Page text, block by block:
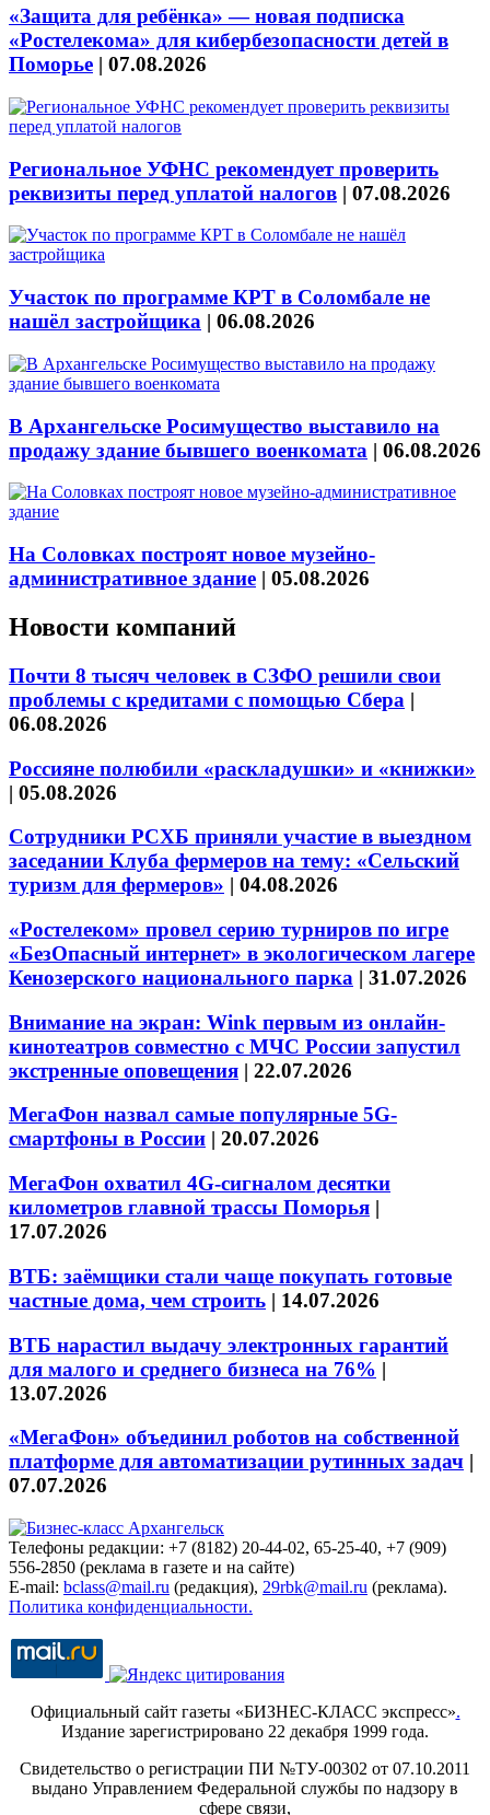
«Защита для ребёнка» — новая подписка
«Ростелекома» для кибербезопасности детей в
Поморье | 07.08.2026
Региональное УФНС рекомендует проверить
реквизиты перед уплатой налогов | 07.08.2026
Участок по программе КРТ в Соломбале не
нашёл застройщика | 06.08.2026
В Архангельске Росимущество выставило на
продажу здание бывшего военкомата | 06.08.2026
На Соловках построят новое музейно-
административное здание | 05.08.2026
Новости компаний
Почти 8 тысяч человек в СЗФО решили свои
проблемы с кредитами с помощью Сбера |
06.08.2026
Россияне полюбили «раскладушки» и «книжки»
| 05.08.2026
Сотрудники РСХБ приняли участие в выездном
заседании Клуба фермеров на тему: «Сельский
туризм для фермеров» | 04.08.2026
«Ростелеком» провел серию турниров по игре
«БезОпасный интернет» в экологическом лагере
Кенозерского национального парка | 31.07.2026
Внимание на экран: Wink первым из онлайн-
кинотеатров совместно с МЧС России запустил
экстренные оповещения | 22.07.2026
МегаФон назвал самые популярные 5G-
смартфоны в России | 20.07.2026
МегаФон охватил 4G-сигналом десятки
километров главной трассы Поморья |
17.07.2026
ВТБ: заёмщики стали чаще покупать готовые
частные дома, чем строить | 14.07.2026
ВТБ нарастил выдачу электронных гарантий
для малого и среднего бизнеса на 76% |
13.07.2026
«МегаФон» объединил роботов на собственной
платформе для автоматизации рутинных задач |
07.07.2026
Телефоны редакции: +7 (8182) 20-44-02, 65-25-40, +7 (909)
556-2850 (реклама в газете и на сайте)
E-mail: bclass@mail.ru (редакция), 29rbk@mail.ru (реклама).
Политика конфиденциальности.
Официальный сайт газеты «БИЗНЕС-КЛАСС экспресс».
Издание зарегистрировано 22 декабря 1999 года.
Свидетельство о регистрации ПИ №ТУ-00302 от 07.10.2011
выдано Управлением Федеральной службы по надзору в
сфере связи,